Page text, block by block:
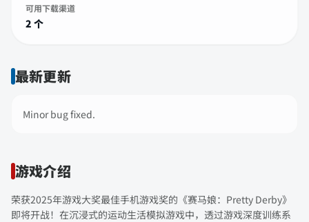
可用下载渠道
2 个
最新更新
Minor bug fixed.
游戏介绍
荣获2025年游戏大奖最佳手机游戏奖的《赛马娘：Pretty Derby》
即将开战！在沉浸式的运动生活模拟游戏中，透过游戏深度训练系